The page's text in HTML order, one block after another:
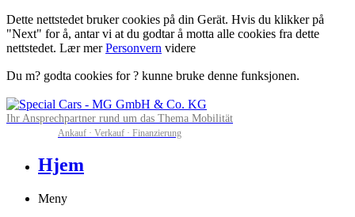
Dette nettstedet bruker cookies på din Gerät. Hvis du klikker på
"Next" for å, antar vi at du godtar å motta alle cookies fra dette
nettstedet. Lær merPersonvern videre
Du m? godta cookies for ? kunne bruke denne funksjonen.
Ihr Ansprechpartner rund um das Thema Mobilität
Ankauf · Verkauf · Finanzierung
Hjem
Meny